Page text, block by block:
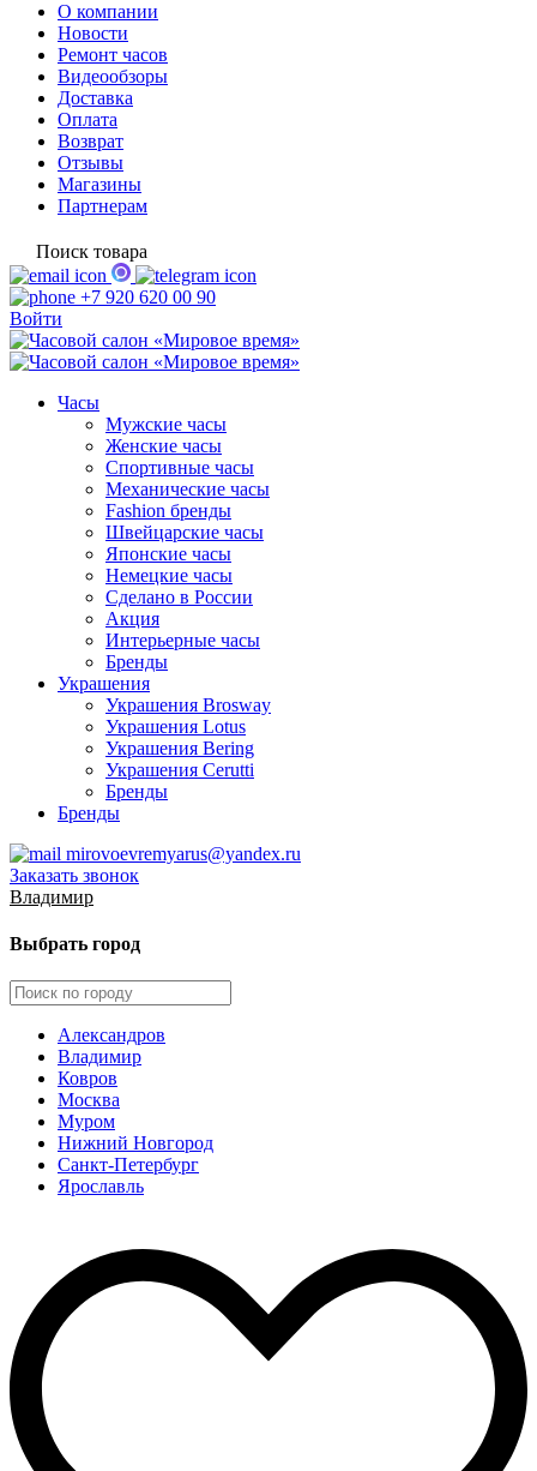
О компании
Новости
Ремонт часов
Видеообзоры
Доставка
Оплата
Возврат
Отзывы
Магазины
Партнерам
Поиск товара
+7 920 620 00 90
Войти
Часы
Мужские часы
Женские часы
Спортивные часы
Механические часы
Fashion бренды
Швейцарские часы
Японские часы
Немецкие часы
Сделано в России
Акция
Интерьерные часы
Бренды
Украшения
Украшения Brosway
Украшения Lotus
Украшения Bering
Украшения Cerutti
Бренды
Бренды
mirovoevremyarus@yandex.ru
Заказать звонок
Владимир
Выбрать город
Александров
Владимир
Ковров
Москва
Муром
Нижний Новгород
Санкт-Петербург
Ярославль